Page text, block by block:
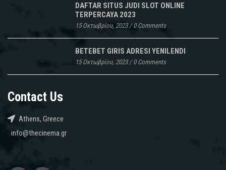
DAFTAR SITUS JUDI SLOT ONLINE
TERPERCAYA 2023
15 Οκτωβρίου, 2023/0 Comments
BETEBET GIRIS ADRESI YENILENDI
15 Οκτωβρίου, 2023/0 Comments
Contact Us
Athens, Greece
info@thecinema.gr